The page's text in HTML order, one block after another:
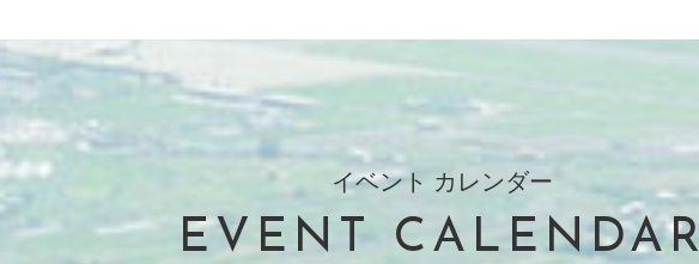
イベント カレンダー
EVENT CALENDAR